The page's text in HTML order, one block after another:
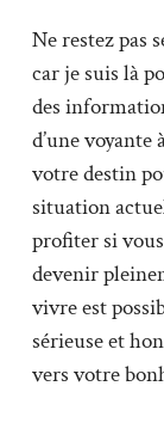
Ne restez pas
car je suis là
des
d’une voyante
votre destin
situation
profiter si
devenir
vivre est
sérieuse et
vers votre